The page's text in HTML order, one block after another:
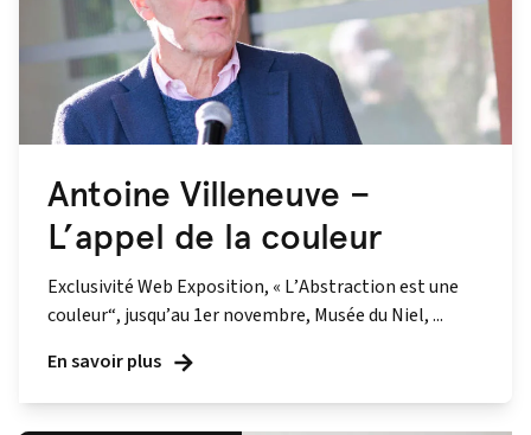
Antoine Villeneuve –
L’appel de la couleur
Exclusivité Web Exposition, « L’Abstraction est une
couleur“, jusqu’au 1er novembre, Musée du Niel, ...
En savoir plus